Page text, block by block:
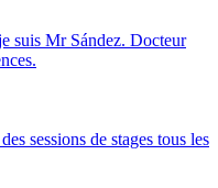
suis Mr Sández. Docteur
sessions de stages tous les